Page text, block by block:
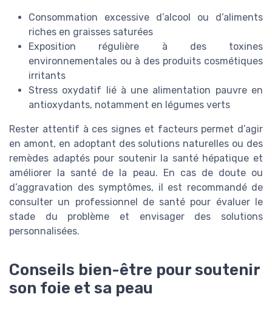
Consommation excessive d’alcool ou d’aliments
riches en graisses saturées
Exposition régulière à des toxines
environnementales ou à des produits cosmétiques
irritants
Stress oxydatif lié à une alimentation pauvre en
antioxydants, notamment en légumes verts
Rester attentif à ces signes et facteurs permet d’agir
en amont, en adoptant des solutions naturelles ou des
remèdes adaptés pour soutenir la santé hépatique et
améliorer la santé de la peau. En cas de doute ou
d’aggravation des symptômes, il est recommandé de
consulter un professionnel de santé pour évaluer le
stade du problème et envisager des solutions
personnalisées.
Conseils bien-être pour soutenir
son foie et sa peau